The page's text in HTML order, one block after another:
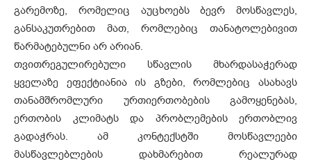
გარემოზე, რომელიც აუცხოებს ბევრ მოსწავლეს,
განსაკუთრებით მათ, რომლებიც თანატოლებივით
წარმატებულნი არ არიან.
თვითრეგულირებული სწავლის მხარდასაჭერად
ყველაზე ეფექტიანია ის გზები, რომლებიც ასახავს
თანამშრომლური ურთიერთობების გამოყენებას,
ერთობის კლიმატს და პრობლემების ერთობლივ
გადაჭრას. ამ კონტექსტში მოსწავლეები
მასწავლებლების დახმარებით რეალურად